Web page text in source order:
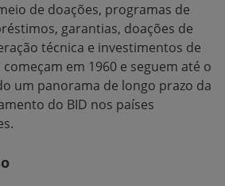
de doações, programas de
garantias, doações de
técnica e investimentos de
em 1960 e seguem até o
um panorama de longo prazo da
do BID nos países